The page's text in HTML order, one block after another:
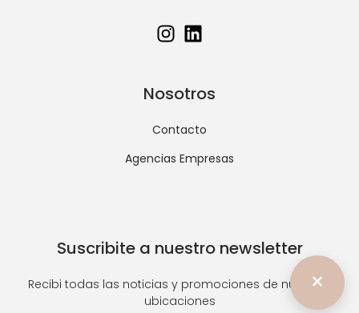
Nosotros
Contacto
Agencias Empresas
Suscribite a nuestro newsletter
Recibi todas las noticias y promociones de nuestras
ubicaciones
×